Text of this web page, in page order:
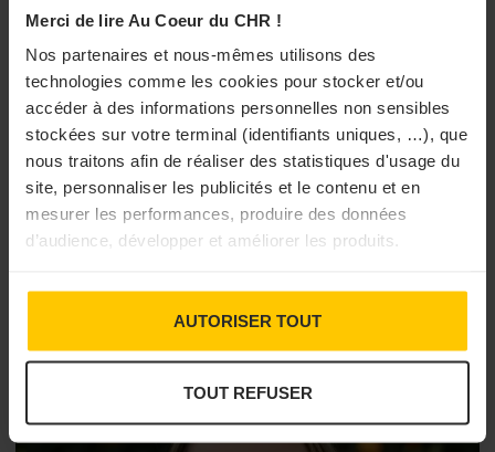
Merci de lire Au Coeur du CHR !
Nos partenaires et nous-mêmes utilisons des
technologies comme les cookies pour stocker et/ou
accéder à des informations personnelles non sensibles
stockées sur votre terminal (identifiants uniques, …), que
nous traitons afin de réaliser des statistiques d'usage du
site, personnaliser les publicités et le contenu et en
mesurer les performances, produire des données
d’audience, développer et améliorer les produits.
AUTORISER TOUT
TOUT REFUSER
DISTRIBUTION ALIMENTAIRE
Plantin : l’excellence truffière depuis 1930
Fondée en 1930, la Maison Plantin s’est imposée comme une
référence de la truffe auprès des chefs et des professionnels de
la restauration. Entre savoir-faire historique, innovation et
18/12/2025 à 13h00